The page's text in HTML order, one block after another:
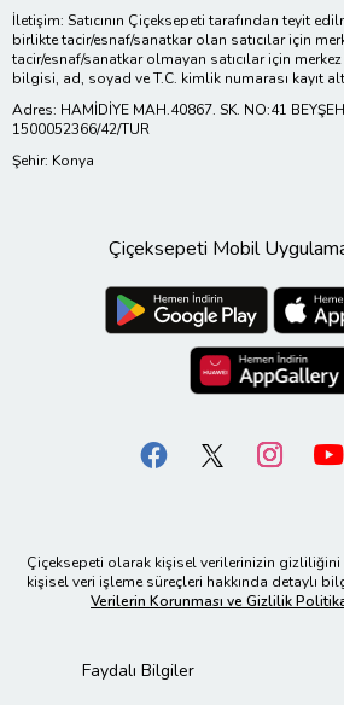
İletişim: Satıcının Çiçeksepeti tarafından teyit
birlikte tacir/esnaf/sanatkar olan satıcılar için
tacir/esnaf/sanatkar olmayan satıcılar için
bilgisi, ad, soyad ve T.C. kimlik numarası kayıt
Adres: HAMİDİYE MAH.40867. SK. NO:41
1500052366/42/TUR
Şehir: Konya
Çiçeksepeti Mobil
Çiçeksepeti olarak kişisel verilerinizin
kişisel veri işleme süreçleri hakkında detaylı
Verilerin Korunması ve Gizlilik
Faydalı Bilgiler